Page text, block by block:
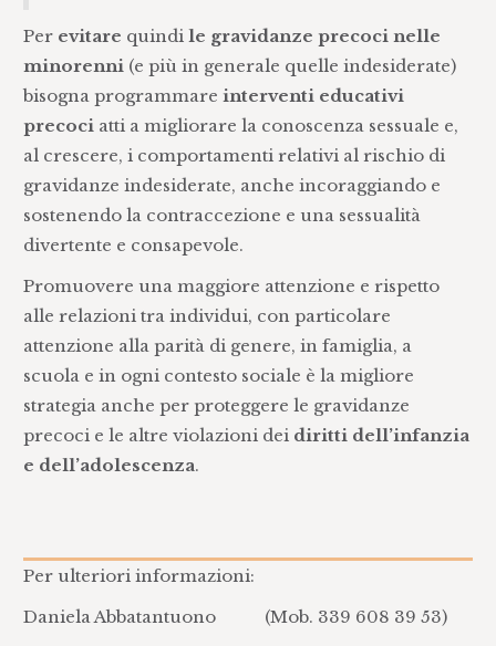
Per evitare quindile gravidanze precoci nelle
minorenni (e più in generale quelle indesiderate)
bisogna programmareinterventi educativi
precoci atti a migliorare la conoscenza sessuale e,
al crescere, i comportamenti relativi al rischio di
gravidanze indesiderate, anche incoraggiando e
sostenendo la contraccezione e una sessualità
divertente e consapevole.
Promuovere una maggiore attenzione e rispetto
alle relazioni tra individui, con particolare
attenzione alla parità di genere, in famiglia, a
scuola e in ogni contesto sociale è la migliore
strategia anche per proteggere le gravidanze
precoci e le altre violazioni dei diritti dell’infanzia
e dell’adolescenza.
Per ulteriori informazioni:
Daniela Abbatantuono (Mob. 339 608 39 53)